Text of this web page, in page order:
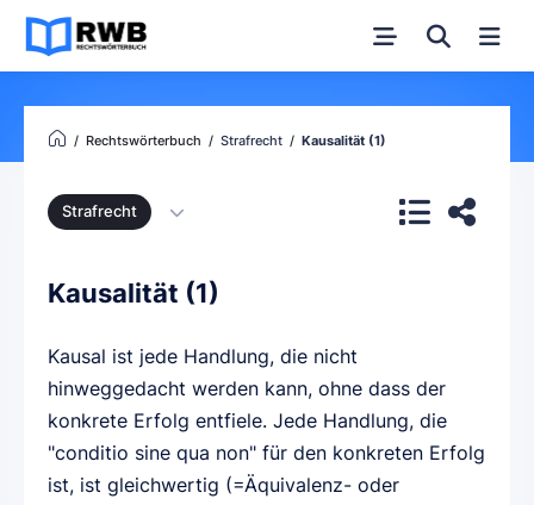
Rechtswörterbuch Strafrecht Kausalität (1)
Strafrecht
Kausalität (1)
Kausal ist jede Handlung, die nicht
hinweggedacht werden kann, ohne dass der
konkrete Erfolg entfiele. Jede Handlung, die
"conditio sine qua non" für den konkreten Erfolg
ist, ist gleichwertig (=Äquivalenz- oder